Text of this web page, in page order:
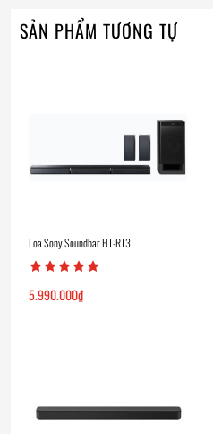
SẢN PHẨM TƯƠNG TỰ
Loa Sony Soundbar HT-RT3
5.990.000₫